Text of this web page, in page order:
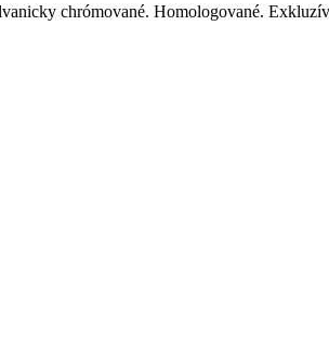
chrómované. Homologované.